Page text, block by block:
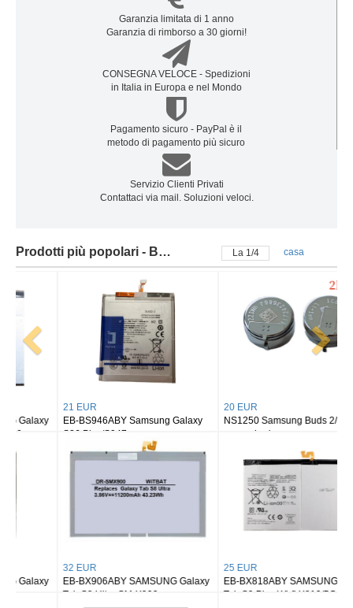
Garanzia limitata di 1 anno
Garanzia di rimborso a 30 giorni!
CONSEGNA VELOCE - Spedizioni
in Italia in Europa e nel Mondo
Pagamento sicuro - PayPal è il
metodo di pagamento più sicuro
Servizio Clienti Privati
Contattaci via mail. Soluzioni veloci.
Prodotti più popolari - Batteria samsung La 2/4 casa
EB-BS946ABY Samsung Galaxy
S26 Plus/S947
NS1250 Samsung Buds 2/ buds 2
EB-BX906ABY SAMSUNG Galaxy
Tab S8 Ultra SM-X900
EB-BX818ABY SAMSUNG Galaxy
Tab S9 Plus Wi-fi X810/5G X816